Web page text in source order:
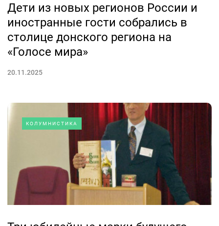
Дети из новых регионов России и
иностранные гости собрались в
столице донского региона на
«Голосе мира»
20.11.2025
КОЛУМНИСТИКА